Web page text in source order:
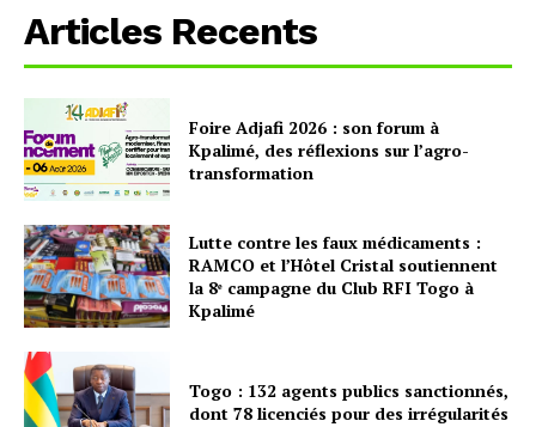
Articles Recents
Foire Adjafi 2026 : son forum à
Kpalimé, des réflexions sur l’agro-
transformation
Lutte contre les faux médicaments :
RAMCO et l’Hôtel Cristal soutiennent
la 8ᵉ campagne du Club RFI Togo à
Kpalimé
Togo : 132 agents publics sanctionnés,
dont 78 licenciés pour des irrégularités